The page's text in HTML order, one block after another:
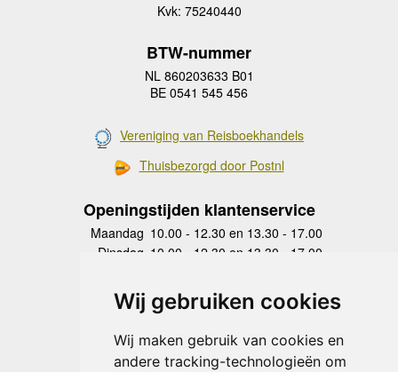
Wij gebruiken cookies
Wij maken gebruik van cookies en
andere tracking-technologieën om
Kvk: 75240440
BTW-nummer
NL 860203633 B01
BE 0541 545 456
Vereniging van Reisboekhandels
Thuisbezorgd door Postnl
Openingstijden klantenservice
Maandag 10.00 - 12.30 en 13.30 - 17.00
Dinsdag 10.00 - 12.30 en 13.30 - 17.00
Donderdag
10.00 - 12.30 en 13.30 - 17.00
Vrijdag 10.00 - 12.30 en 13.30 - 17.00
Zaterdag
gesloten
Zondag gesloten